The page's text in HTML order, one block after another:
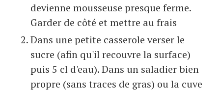
devienne mousseuse presque ferme.
Garder de côté et mettre au frais
Dans une petite casserole verser le
sucre (afin qu'il recouvre la surface)
puis 5 cl d'eau). Dans un saladier bien
propre (sans traces de gras) ou la cuve